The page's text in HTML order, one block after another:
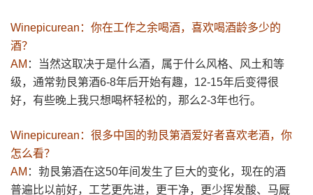
Winepicurean：你在工作之余喝酒，喜欢喝酒龄多少的
酒？
AM ：当然这取决于是什么酒，属于什么风格、风土和等
级，通常勃艮第酒6-8年后开始有趣，12-15年后变得很
好，有些晚上我只想喝杯轻松的，那么2-3年也行。
Winepicurean：很多中国的勃艮第酒爱好者喜欢老酒，你
怎么看？
AM ：勃艮第酒在这50年间发生了巨大的变化，现在的酒
普遍比以前好，工艺更先进，更干净，更少挥发酸、马厩